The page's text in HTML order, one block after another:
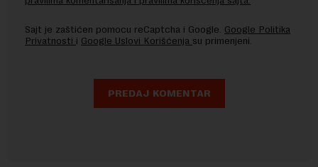
Sajt je zaštićen pomocu reCaptcha i Google. Google Politika
Privatnosti i Google Uslovi Korišćenja su primenjeni.